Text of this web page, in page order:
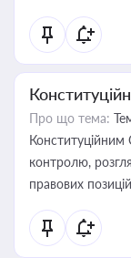
Про що тема:
Конституційним
контролю,
правових позицій